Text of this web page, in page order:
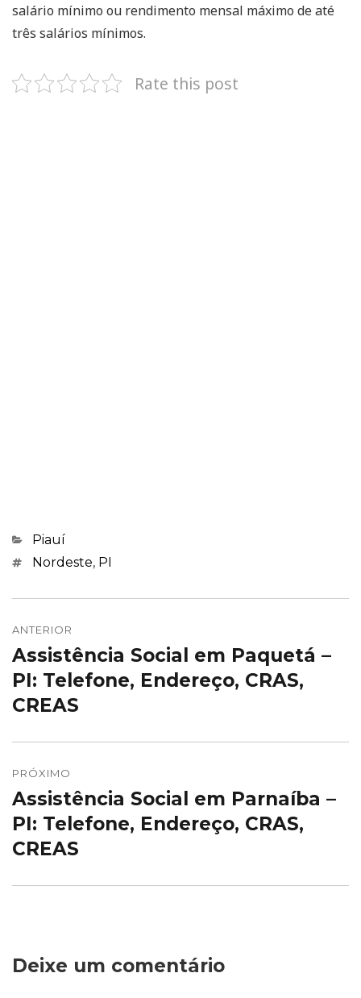
salário mínimo ou rendimento mensal máximo de até
três salários mínimos.
Rate this post
Categorias
Piauí
Marcações
Nordeste, PI
de
Post
ANTERIOR
Post
anterior:
Assistência Social em Paquetá –
PI: Telefone, Endereço, CRAS,
CREAS
PRÓXIMO
Próximo
post:
Assistência Social em Parnaíba –
PI: Telefone, Endereço, CRAS,
CREAS
Deixe um comentário